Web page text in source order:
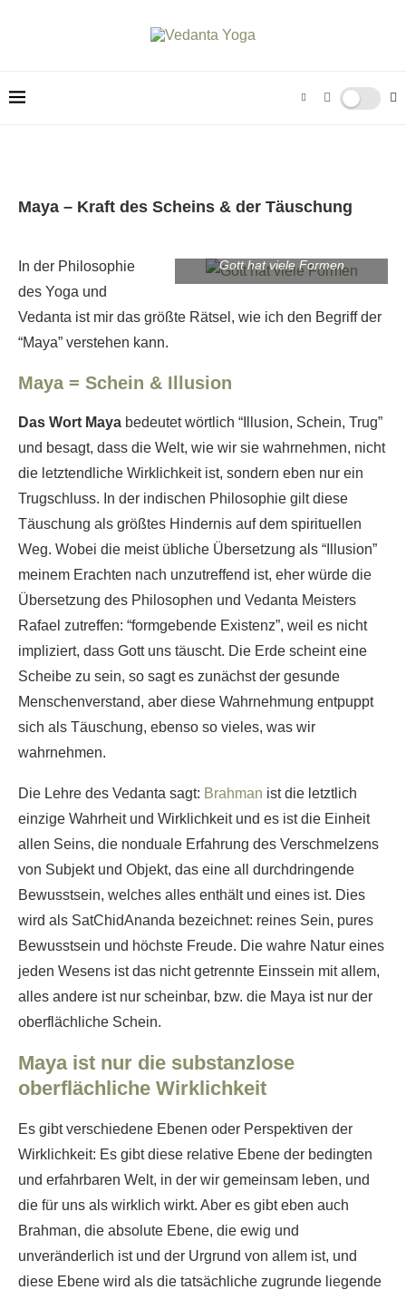
Maya – Kraft des Scheins & der Täuschung
Gott hat viele Formen
In der Philosophie
des Yoga und
Vedanta ist mir das größte Rätsel, wie ich den Begriff der
“Maya” verstehen kann.
Maya = Schein & Illusion
Das Wort Maya bedeutet wörtlich “Illusion, Schein, Trug”
und besagt, dass die Welt, wie wir sie wahrnehmen, nicht
die letztendliche Wirklichkeit ist, sondern eben nur ein
Trugschluss. In der indischen Philosophie gilt diese
Täuschung als größtes Hindernis auf dem spirituellen
Weg. Wobei die meist übliche Übersetzung als “Illusion”
meinem Erachten nach unzutreffend ist, eher würde die
Übersetzung des Philosophen und Vedanta Meisters
Rafael zutreffen: “formgebende Existenz”, weil es nicht
impliziert, dass Gott uns täuscht. Die Erde scheint eine
Scheibe zu sein, so sagt es zunächst der gesunde
Menschenverstand, aber diese Wahrnehmung entpuppt
sich als Täuschung, ebenso so vieles, was wir
wahrnehmen.
Die Lehre des Vedanta sagt: Brahman ist die letztlich
einzige Wahrheit und Wirklichkeit und es ist die Einheit
allen Seins, die nonduale Erfahrung des Verschmelzens
von Subjekt und Objekt, das eine all durchdringende
Bewusstsein, welches alles enthält und eines ist. Dies
wird als SatChidAnanda bezeichnet: reines Sein, pures
Bewusstsein und höchste Freude. Die wahre Natur eines
jeden Wesens ist das nicht getrennte Einssein mit allem,
alles andere ist nur scheinbar, bzw. die Maya ist nur der
oberflächliche Schein.
Maya ist nur die substanzlose
oberflächliche Wirklichkeit
Es gibt verschiedene Ebenen oder Perspektiven der
Wirklichkeit: Es gibt diese relative Ebene der bedingten
und erfahrbaren Welt, in der wir gemeinsam leben, und
die für uns als wirklich wirkt. Aber es gibt eben auch
Brahman, die absolute Ebene, die ewig und
unveränderlich ist und der Urgrund von allem ist, und
diese Ebene wird als die tatsächliche zugrunde liegende